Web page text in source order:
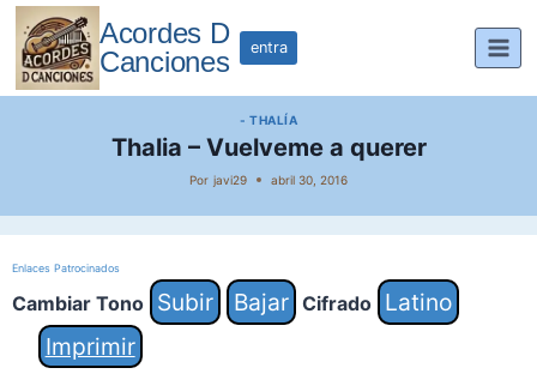
Saltar
contenido
Acordes D
Canciones
entra
- THALÍA
Thalia – Vuelveme a querer
Por javi29 abril 30, 2016
Enlaces Patrocinados
Cambiar Tono Subir Bajar Cifrado
Latino
Imprimir